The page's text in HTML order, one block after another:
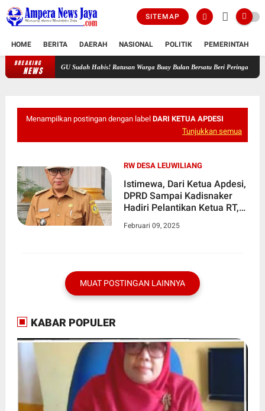
SITEMAP
HOME BERITA DAERAH NASIONAL POLITIK PEMERINTAH
BREAKING
NEWS
Diabaikan, HGU Sudah Habis! Ratusan Warga Buay Bulan Bersatu Beri Peringatan
Menampilkan postingan dengan label DARI KETUA APDESI
Tunjukkan semua
RW DESA LEUWILIANG
Istimewa, Dari Ketua Apdesi,
DPRD Sampai Kadisnaker
Hadiri Pelantikan Ketua RT,
Februari 09, 2025
MUAT POSTINGAN LAINNYA
KABAR POPULER